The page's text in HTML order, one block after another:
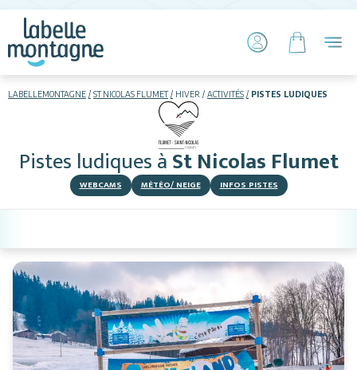
LABELLEMONTAGNE ST NICOLAS FLUMET HIVER ACTIVITÉS PISTES LUDIQUES
Pistes ludiquesàSt Nicolas Flumet
WEBCAMS MÉTÉO/ NEIGE INFOS PISTES
Hébergements
Restaurants